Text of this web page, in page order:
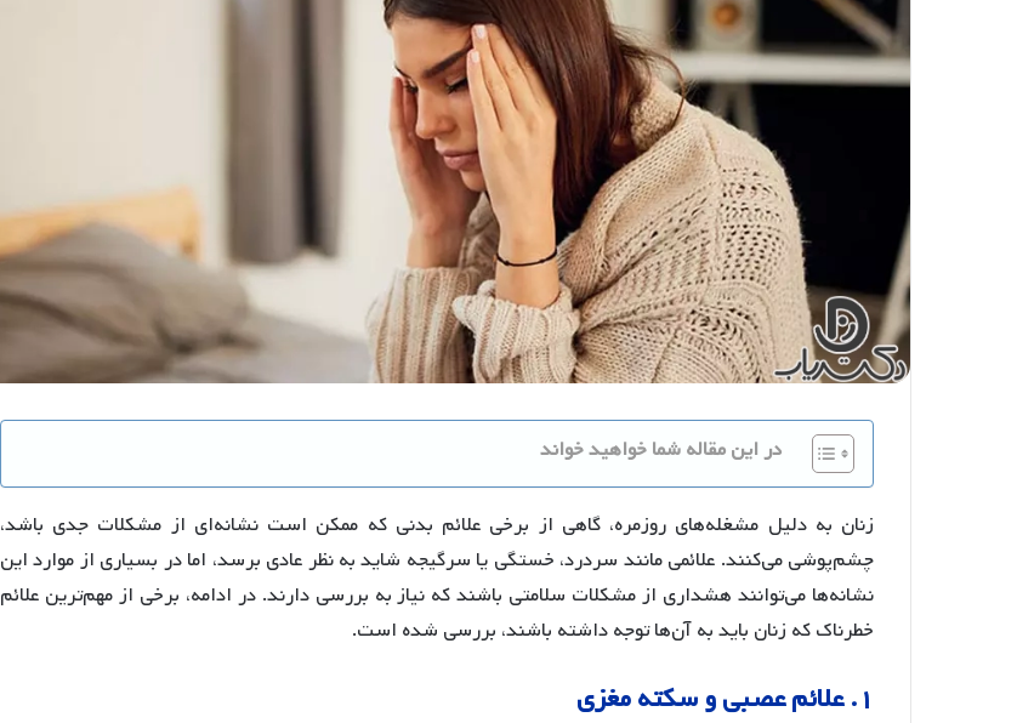
در این مقاله شما خواهید خواند
زنان به دلیل مشغله‌های روزمره، گاهی از برخی علائم بدنی که ممکن است نشانه‌ای از مشکلات جدی باشد،
چشم‌پوشی می‌کنند. علائمی مانند سردرد، خستگی یا سرگیجه شاید به نظر عادی برسد، اما در بسیاری از موارد این
نشانه‌ها می‌توانند هشداری از مشکلات سلامتی باشند که نیاز به بررسی دارند. در ادامه، برخی از مهم‌ترین علائم
خطرناک که زنان باید به آن‌ها توجه داشته باشند، بررسی شده است.
۱. علائم عصبی و سکته مغزی